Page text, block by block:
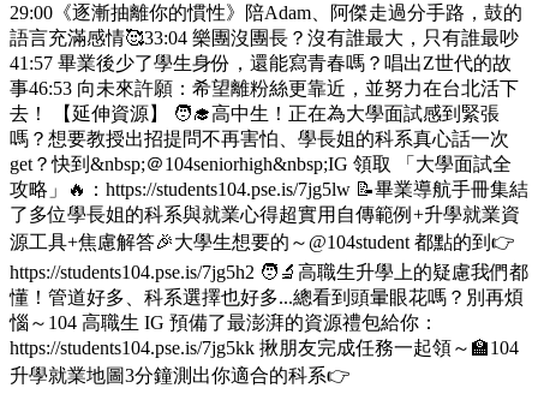
29:00《逐漸抽離你的慣性》陪Adam、阿傑走過分手路，鼓的
語言充滿感情🥰33:04 樂團沒團長？沒有誰最大，只有誰最吵
41:57 畢業後少了學生身份，還能寫青春嗎？唱出Z世代的故
事46:53 向未來許願：希望離粉絲更靠近，並努力在台北活下
去！ 【延伸資源】 🧑‍🎓高中生！正在為大學面試感到緊張
嗎？想要教授出招提問不再害怕、學長姐的科系真心話一次
get？快到&nbsp;＠104seniorhigh&nbsp;IG 領取 「大學面試全
攻略」🔥：https://students104.pse.is/7jg5lw 📝畢業導航手冊集結
了多位學長姐的科系與就業心得超實用自傳範例+升學就業資
源工具+焦慮解答🎉大學生想要的～@104student 都點的到👉
https://students104.pse.is/7jg5h2 🧑‍🔬高職生升學上的疑慮我們都
懂！管道好多、科系選擇也好多...總看到頭暈眼花嗎？別再煩
惱～104 高職生 IG 預備了最澎湃的資源禮包給你：
https://students104.pse.is/7jg5kk 揪朋友完成任務一起領～🏫104
升學就業地圖3分鐘測出你適合的科系👉